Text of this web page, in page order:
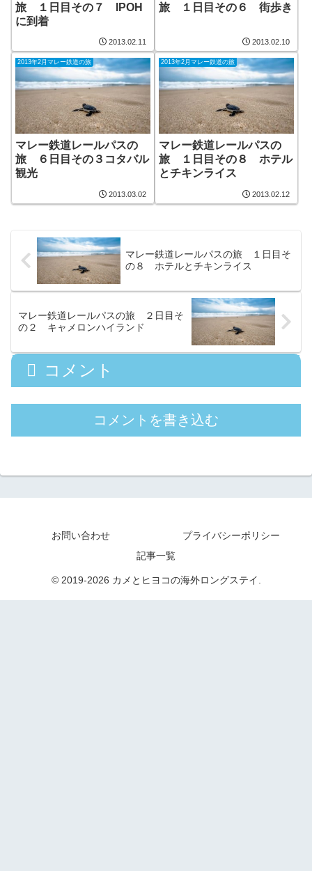
旅 １日目その７ IPOH
に到着
2013.02.11
旅 １日目その６ 街歩き
2013.02.10
2013年2月マレー鉄道の旅
マレー鉄道レールパスの
旅 ６日目その３コタバル
観光
2013.03.02
2013年2月マレー鉄道の旅
マレー鉄道レールパスの
旅 １日目その８ ホテル
とチキンライス
2013.02.12
マレー鉄道レールパスの旅 １日目そ
の８ ホテルとチキンライス
マレー鉄道レールパスの旅 ２日目そ
の２ キャメロンハイランド
コメント
コメントを書き込む
お問い合わせ
プライバシーポリシー
記事一覧
© 2019-2026 カメとヒヨコの海外ロングステイ.